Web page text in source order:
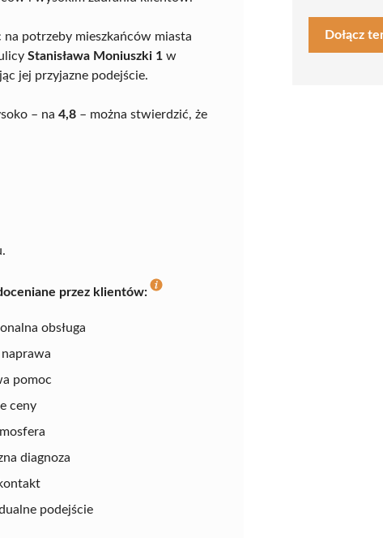
potrzeby mieszkańców miasta
Stanisława Moniuszki 1 w
jej przyjazne podejście.
– na 4,8 – można stwierdzić, że
przez klientów:
obsługa
pomoc
ceny
diagnoza
podejście
Dołącz